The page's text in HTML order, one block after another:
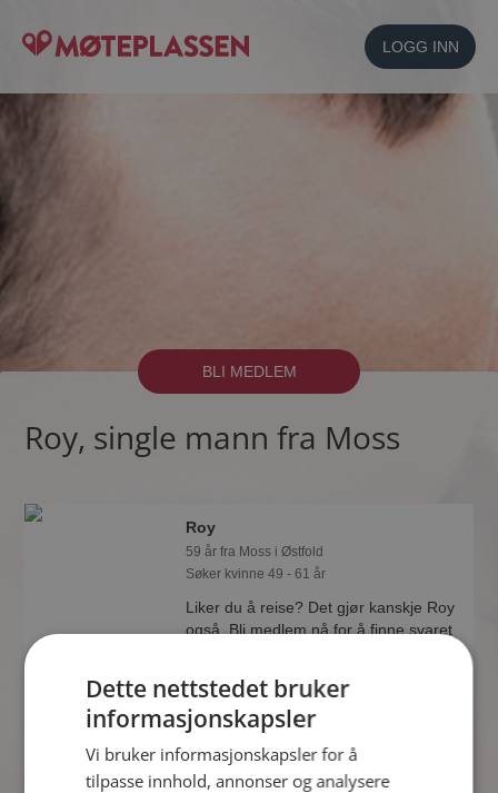
LOGG INN
BLI MEDLEM
Roy, single mann fra Moss
Roy
59 år fra Moss i Østfold
Søker kvinne 49 - 61 år
Liker du å reise? Det gjør kanskje Roy
også. Bli medlem nå for å finne svaret
Dette nettstedet bruker
informasjonskapsler
Vi bruker informasjonskapsler for å
tilpasse innhold, annonser og analysere